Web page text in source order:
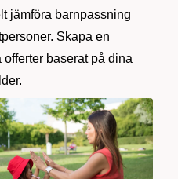
jämföra barnpassning
Skapa en
offerter baserat på dina